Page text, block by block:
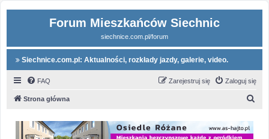
Forum Mieszkańców Siechnic
siechnice.com.pl/forum
Siechnice.com.pl: Aktualności, rozkłady jazdy, galerie, video.
FAQ Zaloguj się
Zarejestruj się
Strona główna